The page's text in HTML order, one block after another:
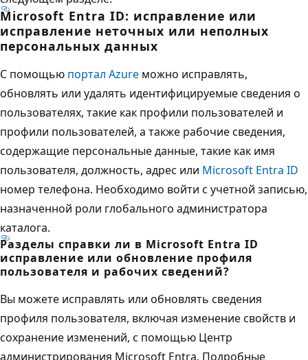
Microsoft Entra ID: исправление или
исправление неточных или неполных
персональных данных
С помощью портал Azure можно исправлять,
обновлять или удалять идентифицируемые сведения о
пользователях, такие как профили пользователей и
профили пользователей, а также рабочие сведения,
содержащие персональные данные, такие как имя
пользователя, должность, адрес или Microsoft Entra ID
номер телефона. Необходимо войти с учетной записью,
назначенной роли глобального администратора
каталога.
Разделы справки ли в Microsoft Entra ID
исправление или обновление профиля
пользователя и рабочих сведений?
Вы можете исправлять или обновлять сведения
профиля пользователя, включая изменение свойств и
сохранение изменений, с помощью Центр
администрирования Microsoft Entra. Подробные